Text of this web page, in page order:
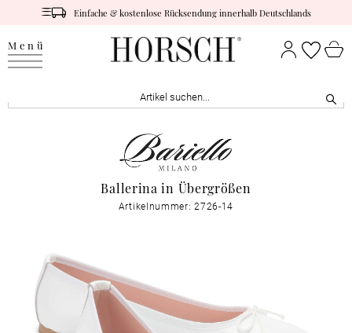
Einfache & kostenlose Rücksendung innerhalb Deutschlands
Menü
Ballerina in Übergrößen
Artikelnummer: 2726-14